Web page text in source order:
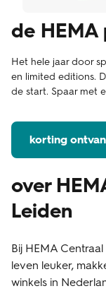
de HEMA
Het hele jaar door
en limited editions.
de start. Spaar met
korting
over
Leiden
Bij HEMA
leven leuker,
winkels in